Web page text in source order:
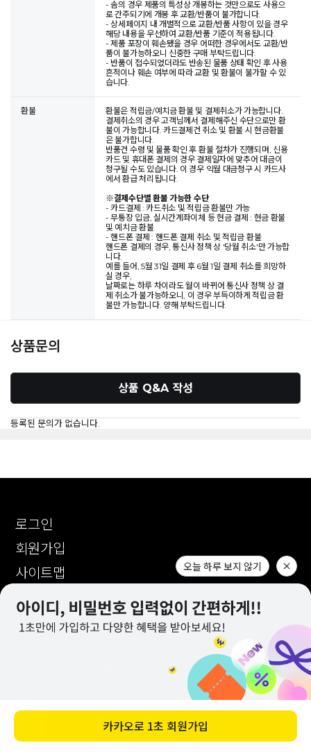
바로 구매하기
- 솜의 경우 제품의 특성상 개봉하는 것만으로도 사용으
로 간주되기에 개봉 후 교환/반품이 불가합니다.
- 상세페이지 내 개별적으로 교환/반품 사항이 있을 경우
해당 내용을 우선하여 교환/반품 기준이 적용됩니다.
- 제품 포장이 훼손됐을 경우 어떠한 경우에서도 교환/반
품이 불가능하오니 신중한 구매 부탁드립니다.
- 반품이 접수되었더라도 반송된 물품 상태 확인 후 사용
흔적이나 훼손 여부에 따라 교환 및 환불이 불가할 수 있
습니다.
환불
환불은 적립금/예치금 환불 및 결제취소가 가능합니다.
결제취소의 경우 고객님께서 결제해주신 수단으로만 환
불이 가능합니다. 카드결제건 취소 및 환불 시 현금환불
은 불가합니다.
반품건 수령 및 물품 확인 후 환불 절차가 진행되며, 신용
카드 및 휴대폰 결제의 경우 결제일자에 맞추어 대금이
청구될 수도 있습니다. 이 경우 익월 대금청구 시 카드사
에서 환급 처리됩니다.
※결제수단별 환불 가능한 수단
- 카드결제 : 카드취소 및 적립금 환불만 가능
- 무통장 입금, 실시간계좌이체 등 현금 결제 : 현금 환불
및 예치금 환불
- 핸드폰 결제 : 핸드폰 결제 취소 및 적립금 환불
핸드폰 결제의 경우, 통신사 정책 상 '당월 취소'만 가능합
니다.
예를 들어, 5월 31일 결제 후 6월 1일 결제 취소를 희망하
실 경우,
날짜로는 하루 차이라도 월이 바뀌어 통신사 정책 상 결
제 취소가 불가능하오니, 이 경우 부득이하게 적립금 환
불만 가능합니다. 양해 부탁드립니다.
상품문의
상품 Q&A 작성
등록된 문의가 없습니다.
로그인
회원가입
사이트맵
1:1문의
점심시간 : PM 12:00 ~ PM 13:10
(토,일,공휴일 휴무)
오늘 하루 보지 않기
카카오로 1초 회원가입